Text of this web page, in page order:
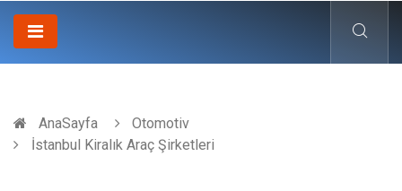
AnaSayfa
Otomotiv
İstanbul Kiralık Araç Şirketleri